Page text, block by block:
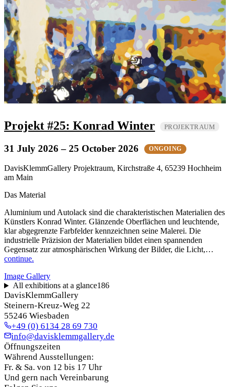
Projekt #25: Konrad Winter PROJEKTRAUM
31 July 2026 – 25 October 2026 ONGOING
DavisKlemmGallery Projektraum, Kirchstraße 4, 65239 Hochheim
am Main
Das Material
Aluminium und Autolack sind die charakteristischen Materialien des
Künstlers Konrad Winter. Glänzende Oberflächen und leuchtende,
klar abgegrenzte Farbfelder kennzeichnen seine Malerei. Die
industrielle Präzision der Materialien bildet einen spannenden
Gegensatz zur atmosphärischen Wirkung der Bilder, die Licht,…
continue.
Image Gallery
All exhibitions at a glance186
DavisKlemmGallery
Steinern-Kreuz-Weg 22
55246 Wiesbaden
+49 (0) 6134 28 69 730
info@davisklemmgallery.de
Öffnungszeiten
Während Ausstellungen:
Fr. & Sa. von 12 bis 17 Uhr
Und gern nach Vereinbarung